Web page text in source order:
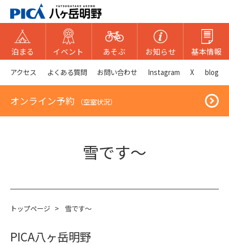
泊まる イベント あそぶ お知らせ 基本情報
アクセス よくある質問 お問い合わせ Instagram X blog
オンライン予約 （空室状況）
雪です～
トップページ > 雪です～
PICA八ヶ岳明野